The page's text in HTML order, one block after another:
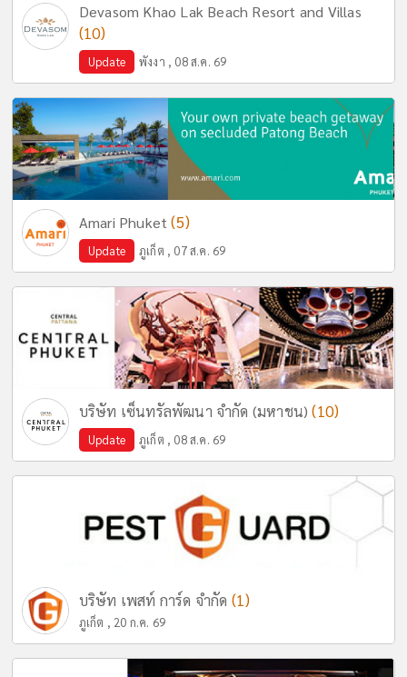
Devasom Khao Lak Beach Resort and Villas
(10)
Update พังงา , 08 ส.ค. 69
Amari Phuket(5)
Update ภูเก็ต , 07 ส.ค. 69
บริษัท เซ็นทรัลพัฒนา จำกัด (มหาชน)(10)
Update ภูเก็ต , 08 ส.ค. 69
บริษัท เพสท์ การ์ด จำกัด (1)
ภูเก็ต , 20 ก.ค. 69